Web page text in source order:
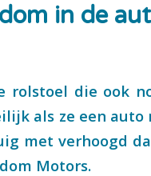
in de
rolstoel die ook
als ze een auto
met verhoogd
Motors.